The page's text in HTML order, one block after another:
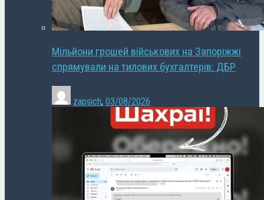
Мільйони грошей військових на Запоріжжі
спрямували на тилових бухгалтерів: ДБР
zapsich, 03/08/2026